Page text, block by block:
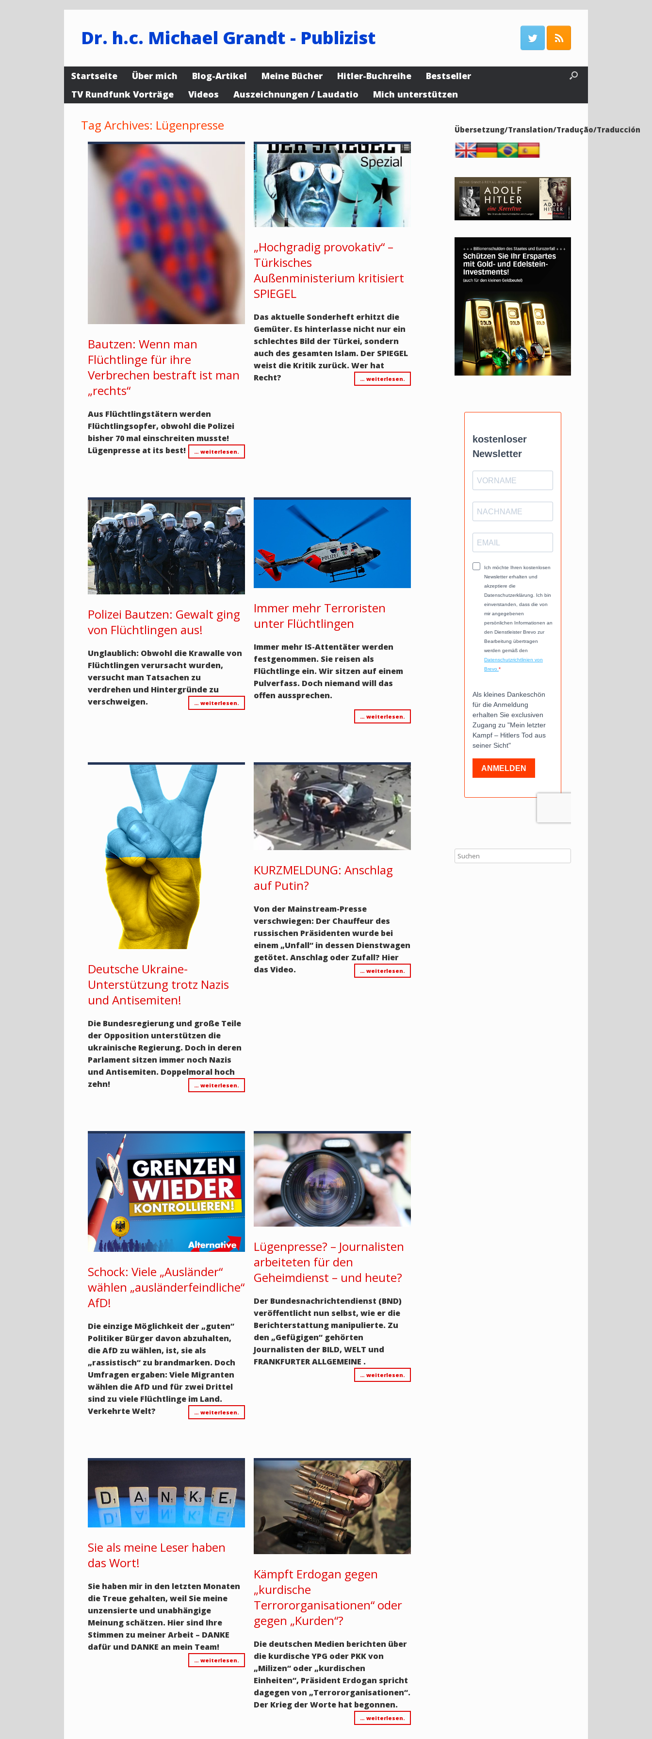
Dr. h.c. Michael Grandt - Publizist
Startseite Über mich Blog-Artikel Meine Bücher Hitler-Buchreihe
Bestseller
TV Rundfunk Vorträge
Videos Auszeichnungen / Laudatio Mich unterstützen
Tag Archives: Lügenpresse
Bautzen: Wenn man
Flüchtlinge für ihre
Verbrechen bestraft ist man
„rechts“
Aus Flüchtlingstätern werden
Flüchtlingsopfer, obwohl die Polizei
bisher 70 mal einschreiten musste!
Lügenpresse at its best!
… weiterlesen.
„Hochgradig provokativ“ –
Türkisches
Außenministerium kritisiert
SPIEGEL
Das aktuelle Sonderheft erhitzt die
Gemüter. Es hinterlasse nicht nur ein
schlechtes Bild der Türkei, sondern
auch des gesamten Islam. Der SPIEGEL
weist die Kritik zurück. Wer hat
Recht?
… weiterlesen.
Polizei Bautzen: Gewalt ging
von Flüchtlingen aus!
Unglaublich: Obwohl die Krawalle von
Flüchtlingen verursacht wurden,
versucht man Tatsachen zu
verdrehen und Hintergründe zu
verschweigen.
… weiterlesen.
Immer mehr Terroristen
unter Flüchtlingen
Immer mehr IS-Attentäter werden
festgenommen. Sie reisen als
Flüchtlinge ein. Wir sitzen auf einem
Pulverfass. Doch niemand will das
offen aussprechen.
… weiterlesen.
Deutsche Ukraine-
Unterstützung trotz Nazis
und Antisemiten!
Die Bundesregierung und große Teile
der Opposition unterstützen die
ukrainische Regierung. Doch in deren
Parlament sitzen immer noch Nazis
und Antisemiten. Doppelmoral hoch
zehn!
… weiterlesen.
KURZMELDUNG: Anschlag
auf Putin?
Von der Mainstream-Presse
verschwiegen: Der Chauffeur des
russischen Präsidenten wurde bei
einem „Unfall“ in dessen Dienstwagen
getötet. Anschlag oder Zufall? Hier
das Video.
… weiterlesen.
Schock: Viele „Ausländer“
wählen „ausländerfeindliche“
AfD!
Die einzige Möglichkeit der „guten“
Politiker Bürger davon abzuhalten,
die AfD zu wählen, ist, sie als
„rassistisch“ zu brandmarken. Doch
Umfragen ergaben: Viele Migranten
wählen die AfD und für zwei Drittel
sind zu viele Flüchtlinge im Land.
Verkehrte Welt?
… weiterlesen.
Lügenpresse? – Journalisten
arbeiteten für den
Geheimdienst – und heute?
Der Bundesnachrichtendienst (BND)
veröffentlicht nun selbst, wie er die
Berichterstattung manipulierte. Zu
den „Gefügigen“ gehörten
Journalisten der BILD, WELT und
FRANKFURTER ALLGEMEINE .
… weiterlesen.
Sie als meine Leser haben
das Wort!
Sie haben mir in den letzten Monaten
die Treue gehalten, weil Sie meine
unzensierte und unabhängige
Meinung schätzen. Hier sind Ihre
Stimmen zu meiner Arbeit – DANKE
dafür und DANKE an mein Team!
… weiterlesen.
Kämpft Erdogan gegen
„kurdische
Terrororganisationen“ oder
gegen „Kurden“?
Die deutschen Medien berichten über
die kurdische YPG oder PKK von
„Milizen“ oder „kurdischen
Einheiten“, Präsident Erdogan spricht
dagegen von „Terrororganisationen“.
Der Krieg der Worte hat begonnen.
… weiterlesen.
Übersetzung/Translation/Tradução/Traducción